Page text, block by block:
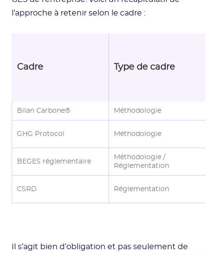
l’approche à retenir selon le cadre :
Cadre Type de cadre
Bilan Carbone® Méthodologie
GHG Protocol Méthodologie
BEGES réglementaire
Méthodologie /
Réglementation
CSRD Réglementation
Il s’agit bien d’obligation et pas seulement de